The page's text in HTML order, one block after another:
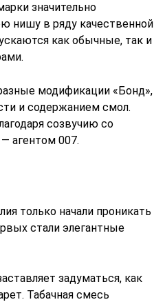
значительно
нишу в ряду качественной
как обычные, так и
модификации «Бонд»,
и содержанием смол.
созвучию со
агентом 007.
только начали проникать
стали элегантные
задуматься, как
Табачная смесь